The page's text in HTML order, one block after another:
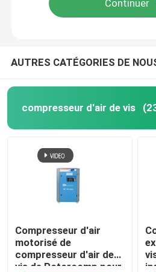
AUTRES CATÉGORIES DE
compresseur d'air de vis
Compresseur d'air
motorisé de
compresseur d'air de
vis de Rotorcomp pour